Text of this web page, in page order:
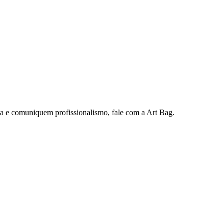
e comuniquem profissionalismo, fale com a Art Bag.